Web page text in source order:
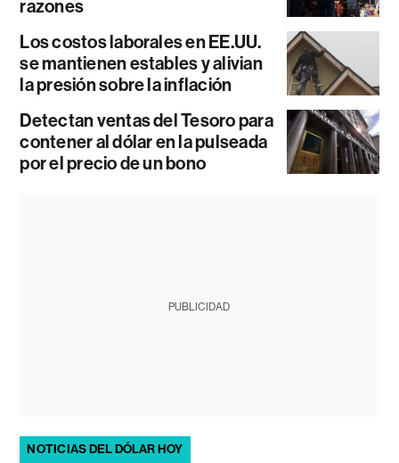
razones
Los costos laborales en EE.UU.
se mantienen estables y alivian
la presión sobre la inflación
Detectan ventas del Tesoro para
contener al dólar en la pulseada
por el precio de un bono
PUBLICIDAD
NOTICIAS DEL DÓLAR HOY